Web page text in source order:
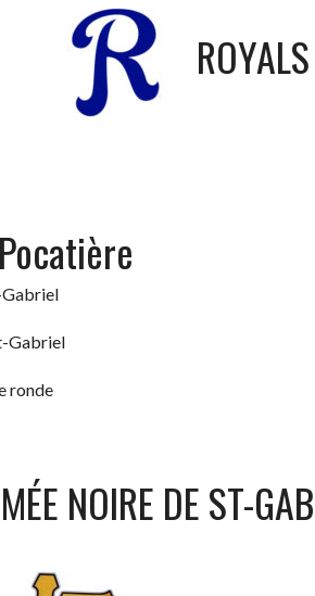
Gabriel
Gabriel
ronde
NOIRE DE ST-